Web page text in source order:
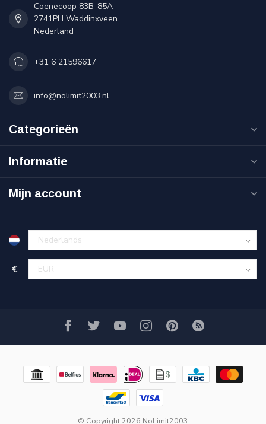
Coenecoop 83B-85A
2741PH Waddinxveen
Nederland
+31 6 21596617
info@nolimit2003.nl
Categorieën
Informatie
Mijn account
€
© Copyright 2026 NoLimit2003